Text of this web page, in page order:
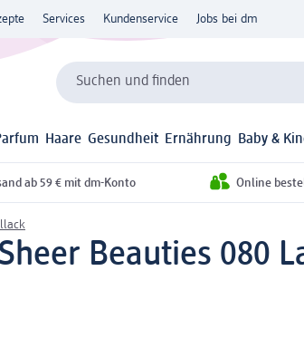
Services Kundenservice Jobs bei dm
Suchen und finden
Haare Gesundheit Ernährung Baby &
ab 59 € mit dm-Konto Online
Beauties 080